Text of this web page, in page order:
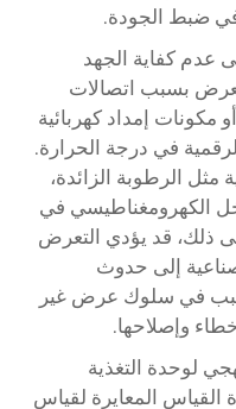
ضبط الجودة.
عدم كفاية الجهد
بسبب اتصالات
مكونات إمداد كهربائية
في درجة الحرارة.
الرطوبة الزائدة،
الكهرومغناطيسي في
ذلك، قد يؤدي التعرض
إلى حدوث
في سلوك عرض غير
وإصلاحها.
لوحدة التغذية
القياس المعايرة لقياس